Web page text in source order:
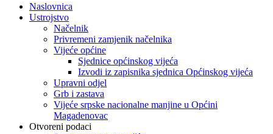
Naslovnica
Ustrojstvo
Načelnik
Privremeni zamjenik načelnika
Vijeće općine
Sjednice općinskog vijeća
Izvodi iz zapisnika sjednica Općinskog vijeća
Upravni odjel
Grb i zastava
Vijeće srpske nacionalne manjine u Općini
Magadenovac
Otvoreni podaci